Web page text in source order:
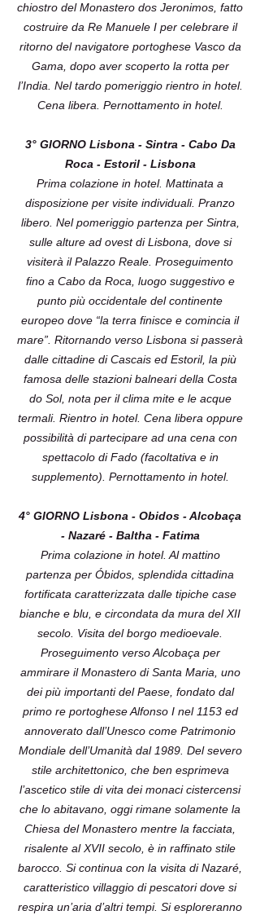
chiostro del Monastero dos Jeronimos, fatto
costruire da Re Manuele I per celebrare il
ritorno del navigatore portoghese Vasco da
Gama, dopo aver scoperto la rotta per
l’India. Nel tardo pomeriggio rientro in hotel.
Cena libera. Pernottamento in hotel.
3° GIORNO Lisbona - Sintra - Cabo Da
Roca - Estoril - Lisbona
Prima colazione in hotel. Mattinata a
disposizione per visite individuali. Pranzo
libero. Nel pomeriggio partenza per Sintra,
sulle alture ad ovest di Lisbona, dove si
visiterà il Palazzo Reale. Proseguimento
fino a Cabo da Roca, luogo suggestivo e
punto più occidentale del continente
europeo dove “la terra finisce e comincia il
mare”. Ritornando verso Lisbona si passerà
dalle cittadine di Cascais ed Estoril, la più
famosa delle stazioni balneari della Costa
do Sol, nota per il clima mite e le acque
termali. Rientro in hotel. Cena libera oppure
possibilità di partecipare ad una cena con
spettacolo di Fado (facoltativa e in
supplemento). Pernottamento in hotel.
4° GIORNO Lisbona - Obidos - Alcobaça
- Nazaré - Baltha - Fatima
Prima colazione in hotel. Al mattino
partenza per Óbidos, splendida cittadina
fortificata caratterizzata dalle tipiche case
bianche e blu, e circondata da mura del XII
secolo. Visita del borgo medioevale.
Proseguimento verso Alcobaça per
ammirare il Monastero di Santa Maria, uno
dei più importanti del Paese, fondato dal
primo re portoghese Alfonso I nel 1153 ed
annoverato dall’Unesco come Patrimonio
Mondiale dell’Umanità dal 1989. Del severo
stile architettonico, che ben esprimeva
l’ascetico stile di vita dei monaci cistercensi
che lo abitavano, oggi rimane solamente la
Chiesa del Monastero mentre la facciata,
risalente al XVII secolo, è in raffinato stile
barocco. Si continua con la visita di Nazaré,
caratteristico villaggio di pescatori dove si
respira un’aria d’altri tempi. Si esploreranno